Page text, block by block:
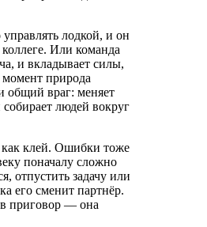
лодкой, и он
Или команда
и вкладывает силы,
природа
общий враг: меняет
собирает людей вокруг
клей. Ошибки тоже
поначалу сложно
отпустить задачу или
его сменит партнёр.
приговор — она